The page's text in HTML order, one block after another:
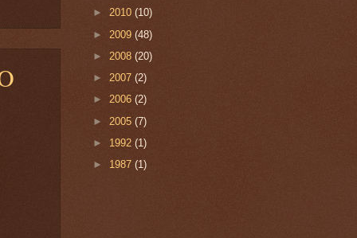
► 2010 (10)
► 2009 (48)
► 2008 (20)
► 2007 (2)
► 2006 (2)
► 2005 (7)
► 1992 (1)
► 1987 (1)